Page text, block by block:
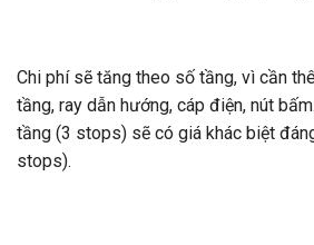
Chi phí sẽ tăng theo số tầng, vì cần
tầng, ray dẫn hướng, cáp điện, nút
tầng (3 stops) sẽ có giá khác biệt
stops).